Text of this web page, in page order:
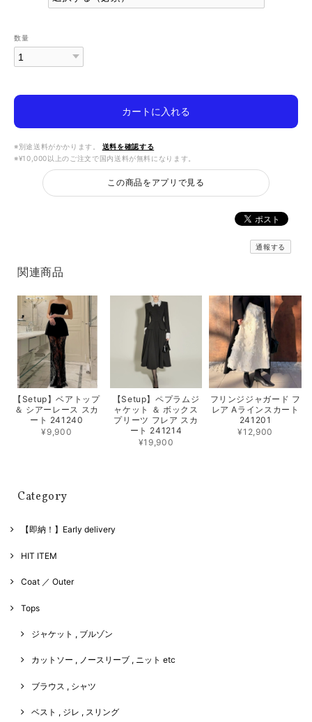
数量
カートに入れる
※別途送料がかかります。
送料を確認する
※¥10,000以上のご注文で国内送料が無料になります。
この商品をアプリで見る
通報する
関連商品
【Setup】ベアトップ
＆ シアーレース スカ
ート 241240
¥9,900
【Setup】ペプラムジ
ャケット ＆ ボックス
プリーツ フレア スカ
ート 241214
¥19,900
フリンジジャガード フ
レア Aラインスカート
241201
¥12,900
Category
【即納！】Early delivery
HIT ITEM
Coat ／ Outer
Tops
ジャケット , ブルゾン
カットソー , ノースリーブ , ニット etc
ブラウス , シャツ
ベスト , ジレ , スリング